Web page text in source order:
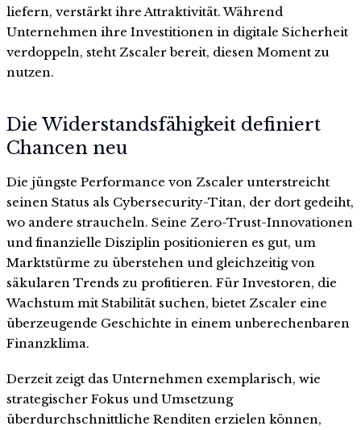
liefern, verstärkt ihre Attraktivität. Während
Unternehmen ihre Investitionen in digitale Sicherheit
verdoppeln, steht Zscaler bereit, diesen Moment zu
nutzen.
Die Widerstandsfähigkeit definiert
Chancen neu
Die jüngste Performance von Zscaler unterstreicht
seinen Status als Cybersecurity-Titan, der dort gedeiht,
wo andere straucheln. Seine Zero-Trust-Innovationen
und finanzielle Disziplin positionieren es gut, um
Marktstürme zu überstehen und gleichzeitig von
säkularen Trends zu profitieren. Für Investoren, die
Wachstum mit Stabilität suchen, bietet Zscaler eine
überzeugende Geschichte in einem unberechenbaren
Finanzklima.
Derzeit zeigt das Unternehmen exemplarisch, wie
strategischer Fokus und Umsetzung
überdurchschnittliche Renditen erzielen können,